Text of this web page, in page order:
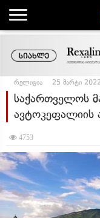
რელიგია 25 მარტი
საქართველოს
ავტოკეფალიის
4753